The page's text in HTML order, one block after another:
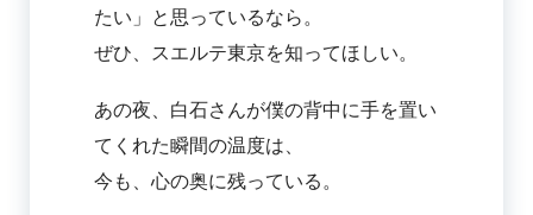
たい」と思っているなら。
ぜひ、スエルテ東京を知ってほしい。
あの夜、白石さんが僕の背中に手を置い
てくれた瞬間の温度は、
今も、心の奥に残っている。